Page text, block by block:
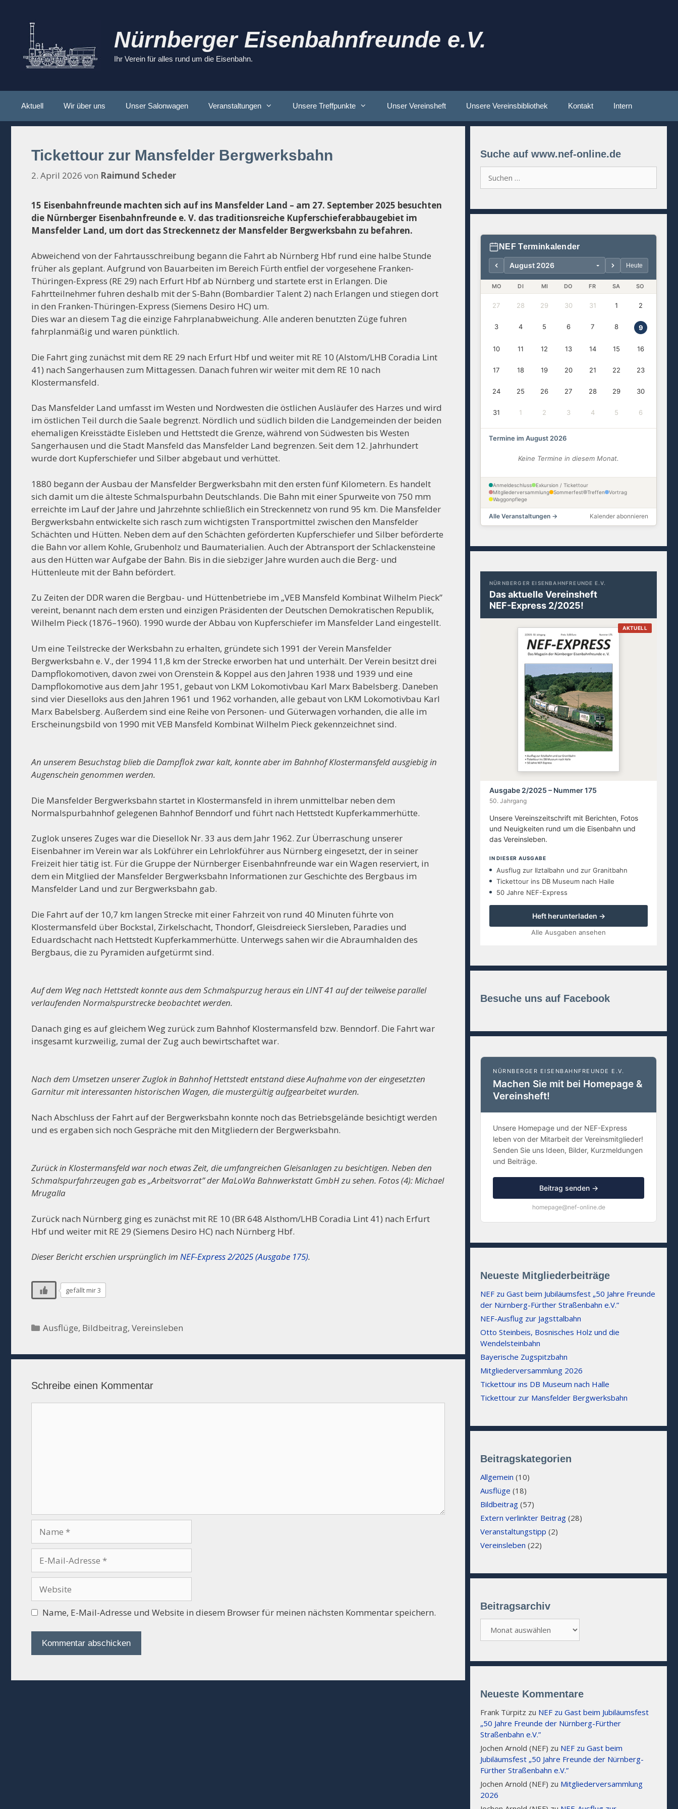
springen
Nürnberger Eisenbahnfreunde e.V.
Ihr Verein für alles rund um die Eisenbahn.
Aktuell Wir über uns Unser Salonwagen Veranstaltungen Unsere Treffpunkte Unser Vereinsheft Unsere Vereinsbibliothek Kontakt Intern
Tickettour zur Mansfelder Bergwerksbahn
2. April 2026 von Raimund Scheder
15 Eisenbahnfreunde machten sich auf ins Mansfelder Land – am 27. September 2025 besuchten
die Nürnberger Eisenbahnfreunde e. V. das traditionsreiche Kupferschieferabbaugebiet im
Mansfelder Land, um dort das Streckennetz der Mansfelder Bergwerksbahn zu befahren.
Abweichend von der Fahrtausschreibung begann die Fahrt ab Nürnberg Hbf rund eine halbe Stunde
früher als geplant. Aufgrund von Bauarbeiten im Bereich Fürth entfiel der vorgesehene Franken-
Thüringen-Express (RE 29) nach Erfurt Hbf ab Nürnberg und startete erst in Erlangen. Die
Fahrtteilnehmer fuhren deshalb mit der S-Bahn (Bombardier Talent 2) nach Erlangen und stiegen dort
in den Franken-Thüringen-Express (Siemens Desiro HC) um.
Dies war an diesem Tag die einzige Fahrplanabweichung. Alle anderen benutzten Züge fuhren
fahrplanmäßig und waren pünktlich.
Die Fahrt ging zunächst mit dem RE 29 nach Erfurt Hbf und weiter mit RE 10 (Alstom/LHB Coradia Lint
41) nach Sangerhausen zum Mittagessen. Danach fuhren wir weiter mit dem RE 10 nach
Klostermansfeld.
Das Mansfelder Land umfasst im Westen und Nordwesten die östlichen Ausläufer des Harzes und wird
im östlichen Teil durch die Saale begrenzt. Nördlich und südlich bilden die Landgemeinden der beiden
ehemaligen Kreisstädte Eisleben und Hettstedt die Grenze, während von Südwesten bis Westen
Sangerhausen und die Stadt Mansfeld das Mansfelder Land begrenzen. Seit dem 12. Jahrhundert
wurde dort Kupferschiefer und Silber abgebaut und verhüttet.
1880 begann der Ausbau der Mansfelder Bergwerksbahn mit den ersten fünf Kilometern. Es handelt
sich damit um die älteste Schmalspurbahn Deutschlands. Die Bahn mit einer Spurweite von 750 mm
erreichte im Lauf der Jahre und Jahrzehnte schließlich ein Streckennetz von rund 95 km. Die Mansfelder
Bergwerksbahn entwickelte sich rasch zum wichtigsten Transportmittel zwischen den Mansfelder
Schächten und Hütten. Neben dem auf den Schächten geförderten Kupferschiefer und Silber beförderte
die Bahn vor allem Kohle, Grubenholz und Baumaterialien. Auch der Abtransport der Schlackensteine
aus den Hütten war Aufgabe der Bahn. Bis in die siebziger Jahre wurden auch die Berg- und
Hüttenleute mit der Bahn befördert.
Zu Zeiten der DDR waren die Bergbau- und Hüttenbetriebe im „VEB Mansfeld Kombinat Wilhelm Pieck”
vereint, benannt nach dem ersten und einzigen Präsidenten der Deutschen Demokratischen Republik,
Wilhelm Pieck (1876–1960). 1990 wurde der Abbau von Kupferschiefer im Mansfelder Land eingestellt.
Um eine Teilstrecke der Werksbahn zu erhalten, gründete sich 1991 der Verein Mansfelder
Bergwerksbahn e. V., der 1994 11,8 km der Strecke erworben hat und unterhält. Der Verein besitzt drei
Dampflokomotiven, davon zwei von Orenstein & Koppel aus den Jahren 1938 und 1939 und eine
Dampflokomotive aus dem Jahr 1951, gebaut von LKM Lokomotivbau Karl Marx Babelsberg. Daneben
sind vier Dieselloks aus den Jahren 1961 und 1962 vorhanden, alle gebaut von LKM Lokomotivbau Karl
Marx Babelsberg. Außerdem sind eine Reihe von Personen- und Güterwagen vorhanden, die alle im
Erscheinungsbild von 1990 mit VEB Mansfeld Kombinat Wilhelm Pieck gekennzeichnet sind.
An unserem Besuchstag blieb die Dampflok zwar kalt, konnte aber im Bahnhof Klostermansfeld ausgiebig in
Augenschein genommen werden.
Die Mansfelder Bergwerksbahn startet in Klostermansfeld in ihrem unmittelbar neben dem
Normalspurbahnhof gelegenen Bahnhof Benndorf und führt nach Hettstedt Kupferkammerhütte.
Zuglok unseres Zuges war die Diesellok Nr. 33 aus dem Jahr 1962. Zur Überraschung unserer
Eisenbahner im Verein war als Lokführer ein Lehrlokführer aus Nürnberg eingesetzt, der in seiner
Freizeit hier tätig ist. Für die Gruppe der Nürnberger Eisenbahnfreunde war ein Wagen reserviert, in
dem ein Mitglied der Mansfelder Bergwerksbahn Informationen zur Geschichte des Bergbaus im
Mansfelder Land und zur Bergwerksbahn gab.
Die Fahrt auf der 10,7 km langen Strecke mit einer Fahrzeit von rund 40 Minuten führte von
Klostermansfeld über Bockstal, Zirkelschacht, Thondorf, Gleisdreieck Siersleben, Paradies und
Eduardschacht nach Hettstedt Kupferkammerhütte. Unterwegs sahen wir die Abraumhalden des
Bergbaus, die zu Pyramiden aufgetürmt sind.
Auf dem Weg nach Hettstedt konnte aus dem Schmalspurzug heraus ein LINT 41 auf der teilweise parallel
verlaufenden Normalspurstrecke beobachtet werden.
Danach ging es auf gleichem Weg zurück zum Bahnhof Klostermansfeld bzw. Benndorf. Die Fahrt war
insgesamt kurzweilig, zumal der Zug auch bewirtschaftet war.
Nach dem Umsetzen unserer Zuglok in Bahnhof Hettstedt entstand diese Aufnahme von der eingesetzten
Garnitur mit interessanten historischen Wagen, die mustergültig aufgearbeitet wurden.
Nach Abschluss der Fahrt auf der Bergwerksbahn konnte noch das Betriebsgelände besichtigt werden
und es ergaben sich noch Gespräche mit den Mitgliedern der Bergwerksbahn.
Zurück in Klostermansfeld war noch etwas Zeit, die umfangreichen Gleisanlagen zu besichtigen. Neben den
Schmalspurfahrzeugen gab es „Arbeitsvorrat” der MaLoWa Bahnwerkstatt GmbH zu sehen. Fotos (4): Michael
Mrugalla
Zurück nach Nürnberg ging es zunächst mit RE 10 (BR 648 Alsthom/LHB Coradia Lint 41) nach Erfurt
Hbf und weiter mit RE 29 (Siemens Desiro HC) nach Nürnberg Hbf.
Dieser Bericht erschien ursprünglich im NEF-Express 2/2025 (Ausgabe 175).
gefällt mir 3
Kategorien
Ausflüge, Bildbeitrag,Vereinsleben
Schreibe einen Kommentar
Mail-
Adresse
Name, E-Mail-Adresse und Website in diesem Browser für meinen nächsten Kommentar speichern.
Suche auf www.nef-online.de
nach:
NEF Terminkalender
Heute
MO DI MI DO FR SA SO
27 28 29 30 31 1 2
3 4 5 6 7 8 9
10 11 12 13 14 15 16
17 18 19 20 21 22 23
24 25 26 27 28 29 30
31 1 2 3 4 5 6
Termine im August 2026
Keine Termine in diesem Monat.
Anmeldeschluss
Exkursion / Tickettour
Mitgliederversammlung
Sommerfest Treffen
Vortrag
Waggonpflege
Alle Veranstaltungen → Kalender abonnieren
NÜRNBERGER EISENBAHNFREUNDE E.V.
Das aktuelle Vereinsheft
NEF-Express 2/2025!
AKTUELL
Ausgabe 2/2025 – Nummer 175
50. Jahrgang
Unsere Vereinszeitschrift mit Berichten, Fotos
und Neuigkeiten rund um die Eisenbahn und
das Vereinsleben.
IN DIESER AUSGABE
Ausflug zur Ilztalbahn und zur Granitbahn
Tickettour ins DB Museum nach Halle
50 Jahre NEF-Express
Heft herunterladen →
Alle Ausgaben ansehen
Besuche uns auf Facebook
NÜRNBERGER EISENBAHNFREUNDE E.V.
Machen Sie mit bei Homepage &
Vereinsheft!
Unsere Homepage und der NEF-Express
leben von der Mitarbeit der Vereinsmitglieder!
Senden Sie uns Ideen, Bilder, Kurzmeldungen
und Beiträge.
Beitrag senden →
homepage@nef-online.de
Neueste Mitgliederbeiträge
NEF zu Gast beim Jubiläumsfest „50 Jahre Freunde
der Nürnberg-Fürther Straßenbahn e.V.”
NEF-Ausflug zur Jagsttalbahn
Otto Steinbeis, Bosnisches Holz und die
Wendelsteinbahn
Bayerische Zugspitzbahn
Mitgliederversammlung 2026
Tickettour ins DB Museum nach Halle
Tickettour zur Mansfelder Bergwerksbahn
Beitragskategorien
Allgemein (10)
Ausflüge (18)
Bildbeitrag (57)
Extern verlinkter Beitrag (28)
Veranstaltungstipp (2)
Vereinsleben (22)
Beitragsarchiv
Neueste Kommentare
Frank Türpitz zu NEF zu Gast beim Jubiläumsfest
„50 Jahre Freunde der Nürnberg-Fürther
Straßenbahn e.V.”
Jochen Arnold (NEF) zu NEF zu Gast beim
Jubiläumsfest „50 Jahre Freunde der Nürnberg-
Fürther Straßenbahn e.V.”
Jochen Arnold (NEF) zu Mitgliederversammlung
2026